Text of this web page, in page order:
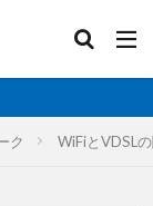
ク WiFiとVDSL
イル